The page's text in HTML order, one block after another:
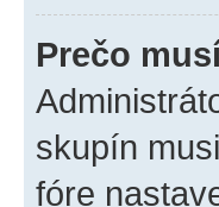
Prečo
skupín
fóre